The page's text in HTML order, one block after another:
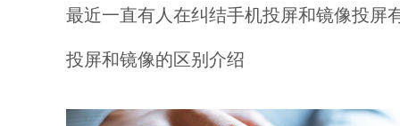
最近一直有人在纠结手机投屏和镜像投屏
投屏和镜像的区别介绍